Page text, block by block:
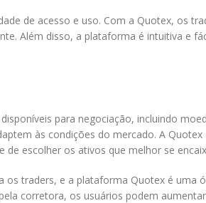
de acesso e uso. Com a Quotex, os
Além disso, a plataforma é intuitiva e
para negociação, incluindo
às condições do mercado. A
escolher os ativos que melhor se
traders, e a plataforma Quotex é uma
corretora, os usuários podem